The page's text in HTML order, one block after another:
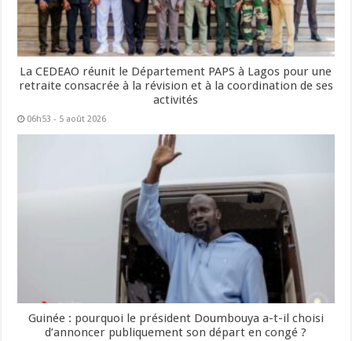
La CEDEAO réunit le Département PAPS à Lagos pour une
retraite consacrée à la révision et à la coordination de ses
activités
06h53 - 5 août 2026
Guinée : pourquoi le président Doumbouya a-t-il choisi
d’annoncer publiquement son départ en congé ?